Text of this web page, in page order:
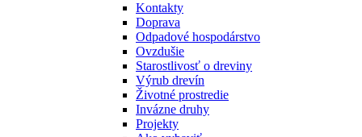
Kontakty
Doprava
Odpadové hospodárstvo
Ovzdušie
Starostlivosť o dreviny
Výrub drevín
Životné prostredie
Invázne druhy
Projekty